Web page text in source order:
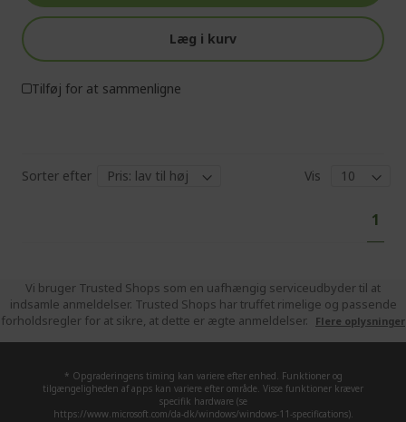
Læg i kurv
Tilføj for at sammenligne
Sorter efter
Vis
page
1
Vi bruger Trusted Shops som en uafhængig serviceudbyder til at
indsamle anmeldelser. Trusted Shops har truffet rimelige og passende
forholdsregler for at sikre, at dette er ægte anmeldelser.
Flere oplysninger
* Opgraderingens timing kan variere efter enhed. Funktioner og
tilgængeligheden af apps kan variere efter område. Visse funktioner kræver
specifik hardware (se
https://www.microsoft.com/da-dk/windows/windows-11-specifications).